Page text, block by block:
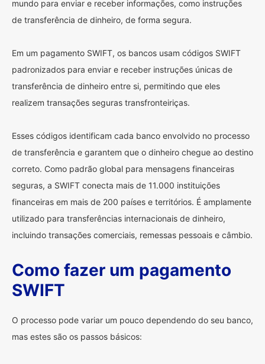
mundo para enviar e receber informações, como instruções
de transferência de dinheiro, de forma segura.
Em um pagamento SWIFT, os bancos usam códigos SWIFT
padronizados para enviar e receber instruções únicas de
transferência de dinheiro entre si, permitindo que eles
realizem transações seguras transfronteiriças.
Esses códigos identificam cada banco envolvido no processo
de transferência e garantem que o dinheiro chegue ao destino
correto. Como padrão global para mensagens financeiras
seguras, a SWIFT conecta mais de 11.000 instituições
financeiras em mais de 200 países e territórios. É amplamente
utilizado para transferências internacionais de dinheiro,
incluindo transações comerciais, remessas pessoais e câmbio.
Como fazer um pagamento
SWIFT
O processo pode variar um pouco dependendo do seu banco,
mas estes são os passos básicos: